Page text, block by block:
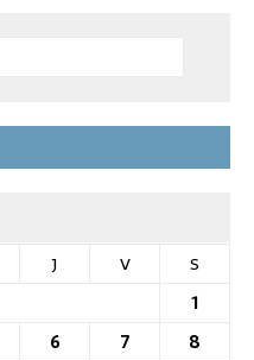
J V
S
1
6 7
8